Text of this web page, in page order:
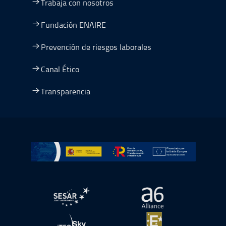
Trabaja con nosotros
Fundación ENAIRE
Prevención de riesgos laborales
Canal Ético
Transparencia
Ir a Plan de Recuperación, Transformación y
abre en ventana nueva abre en ventana